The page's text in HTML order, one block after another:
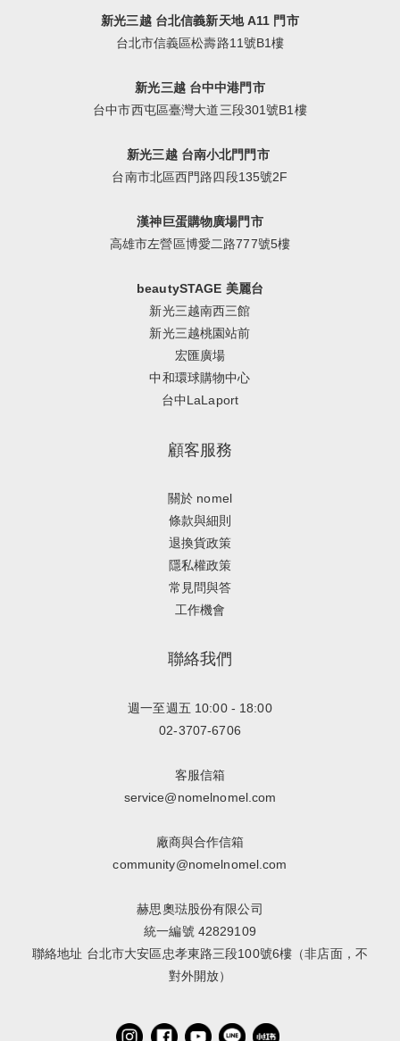
新光三越 台北信義新天地 A11 門市
台北市信義區松壽路11號B1樓
新光三越 台中中港門市
台中市西屯區臺灣大道三段301號B1樓
新光三越 台南小北門門市
台南市北區西門路四段135號2F
漢神巨蛋購物廣場門市
高雄市左營區博愛二路777號5樓
beautySTAGE 美麗台
新光三越南西三館
新光三越桃園站前
宏匯廣場
中和環球購物中心
台中LaLaport
顧客服務
關於 nomel
條款與細則
退換貨政策
隱私權政策
常見問與答
工作機會
聯絡我們
週一至週五 10:00 - 18:00
02-3707-6706
客服信箱
service@nomelnomel.com
廠商與合作信箱
community@nomelnomel.com
赫思奧琺股份有限公司
統一編號 42829109
聯絡地址 台北市大安區忠孝東路三段100號6樓（非店面，不
對外開放）